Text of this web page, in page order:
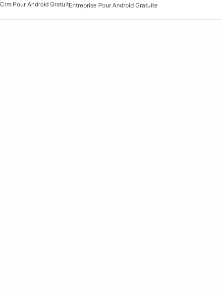
Crm Pour Android GratuitEntreprise Pour Android Gratuite